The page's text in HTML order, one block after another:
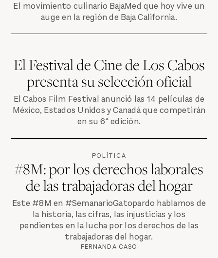
El movimiento culinario BajaMed que hoy vive un
auge en la región de Baja California.
El Festival de Cine de Los Cabos
presenta su selección oficial
El Cabos Film Festival anunció las 14 películas de
México, Estados Unidos y Canadá que competirán
en su 6ª edición.
POLÍTICA
#8M: por los derechos laborales
de las trabajadoras del hogar
Este #8M en #SemanarioGatopardo hablamos de
la historia, las cifras, las injusticias y los
pendientes en la lucha por los derechos de las
trabajadoras del hogar.
FERNANDA CASO